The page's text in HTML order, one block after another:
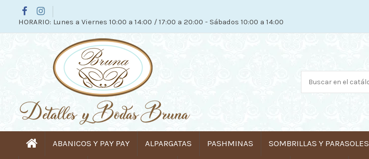
HORARIO: Lunes a Viernes 10:00 a 14:00 / 17:00 a 20:00 - Sábados 10:00 a 14:00
ABANICOS Y PAY PAY ALPARGATAS PASHMINAS SOMBRILLAS Y PARASOLES